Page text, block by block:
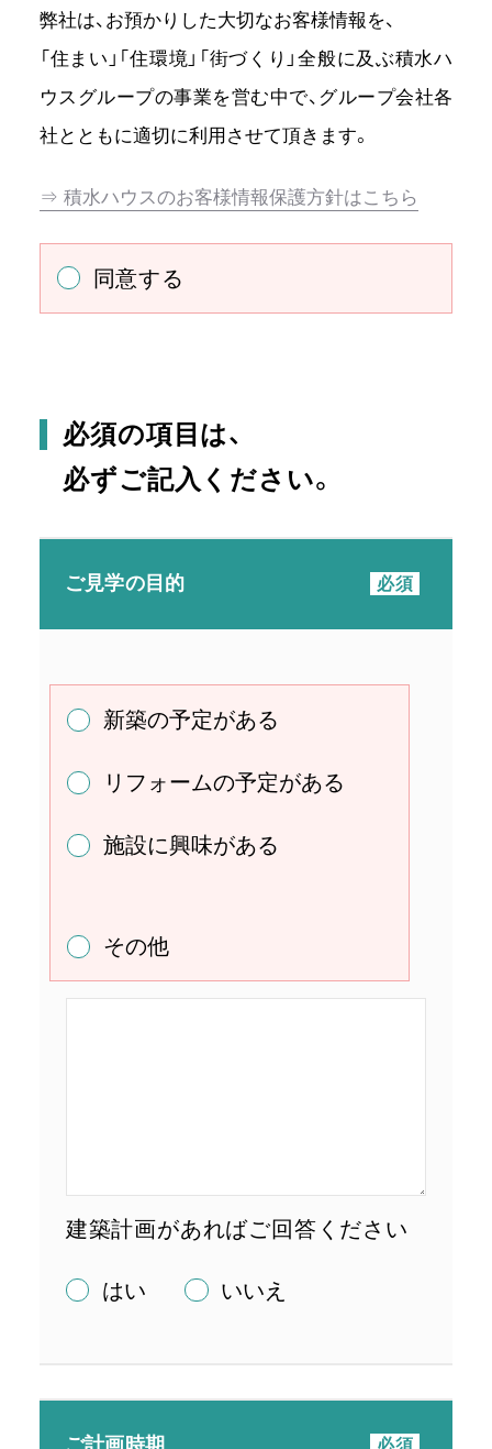
弊社は、お預かりした大切なお客様情報を、
「住まい」「住環境」「街づくり」全般に及ぶ積水ハ
ウスグループの事業を営む中で、 グループ会社各
社とともに適切に利用させて頂きます。
⇒ 積水ハウスのお客様情報保護方針はこちら
同意する
必須の項目は、
必ずご記入ください。
ご見学の目的
新築の予定がある
リフォームの予定がある
施設に興味がある
その他
建築計画があればご回答ください
はい いいえ